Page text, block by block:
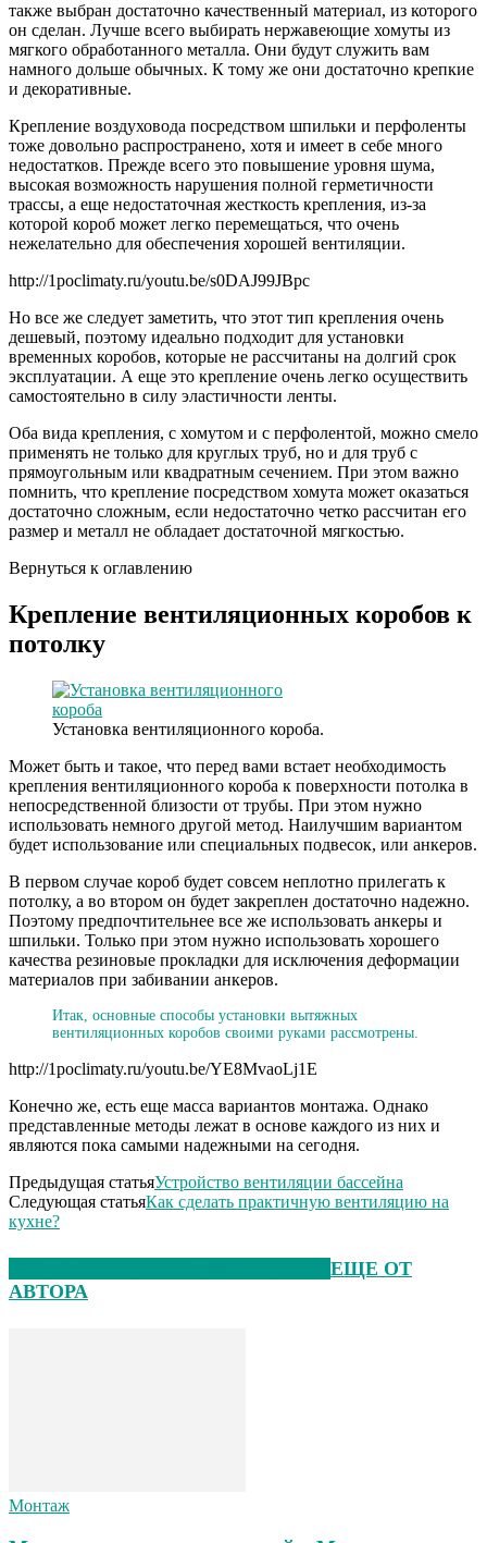
также выбран достаточно качественный материал, из которого
он сделан. Лучше всего выбирать нержавеющие хомуты из
мягкого обработанного металла. Они будут служить вам
намного дольше обычных. К тому же они достаточно крепкие
и декоративные.
Крепление воздуховода посредством шпильки и перфоленты
тоже довольно распространено, хотя и имеет в себе много
недостатков. Прежде всего это повышение уровня шума,
высокая возможность нарушения полной герметичности
трассы, а еще недостаточная жесткость крепления, из-за
которой короб может легко перемещаться, что очень
нежелательно для обеспечения хорошей вентиляции.
http://1poclimaty.ru/youtu.be/s0DAJ99JBpc
Но все же следует заметить, что этот тип крепления очень
дешевый, поэтому идеально подходит для установки
временных коробов, которые не рассчитаны на долгий срок
эксплуатации. А еще это крепление очень легко осуществить
самостоятельно в силу эластичности ленты.
Оба вида крепления, с хомутом и с перфолентой, можно смело
применять не только для круглых труб, но и для труб с
прямоугольным или квадратным сечением. При этом важно
помнить, что крепление посредством хомута может оказаться
достаточно сложным, если недостаточно четко рассчитан его
размер и металл не обладает достаточной мягкостью.
Вернуться к оглавлению
Крепление вентиляционных коробов к
потолку
Установка вентиляционного короба.
Может быть и такое, что перед вами встает необходимость
крепления вентиляционного короба к поверхности потолка в
непосредственной близости от трубы. При этом нужно
использовать немного другой метод. Наилучшим вариантом
будет использование или специальных подвесок, или анкеров.
В первом случае короб будет совсем неплотно прилегать к
потолку, а во втором он будет закреплен достаточно надежно.
Поэтому предпочтительнее все же использовать анкеры и
шпильки. Только при этом нужно использовать хорошего
качества резиновые прокладки для исключения деформации
материалов при забивании анкеров.
Итак, основные способы установки вытяжных
вентиляционных коробов своими руками рассмотрены.
http://1poclimaty.ru/youtu.be/YE8MvaoLj1E
Конечно же, есть еще масса вариантов монтажа. Однако
представленные методы лежат в основе каждого из них и
являются пока самыми надежными на сегодня.
Предыдущая статьяУстройство вентиляции бассейна
Следующая статьяКак сделать практичную вентиляцию на
кухне?
ЕЩЕ ОТ
АВТОРА
Монтаж